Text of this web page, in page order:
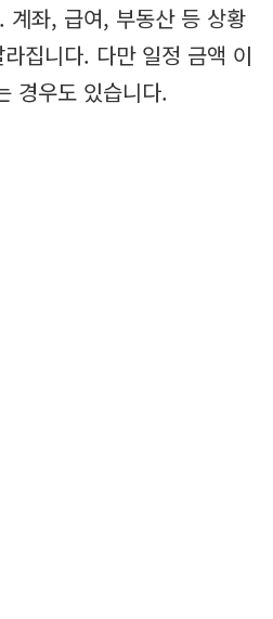
계좌, 급여, 부동산 등 상황
집니다. 다만 일정 금액 이
경우도 있습니다.